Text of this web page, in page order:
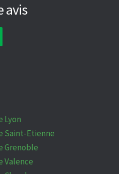
avis
Lyon
Saint-Etienne
Grenoble
Valence